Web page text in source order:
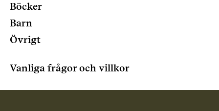
Böcker
Barn
Övrigt
Vanliga frågor och villkor